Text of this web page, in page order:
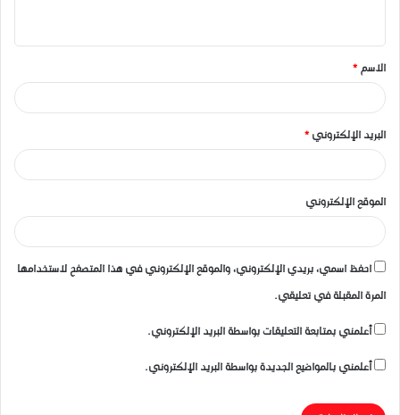
ق
*
الاسم *
البريد الإلكتروني *
الموقع الإلكتروني
احفظ اسمي، بريدي الإلكتروني، والموقع الإلكتروني في هذا المتصفح لاستخدامها
المرة المقبلة في تعليقي.
أعلمني بمتابعة التعليقات بواسطة البريد الإلكتروني.
أعلمني بالمواضيع الجديدة بواسطة البريد الإلكتروني.